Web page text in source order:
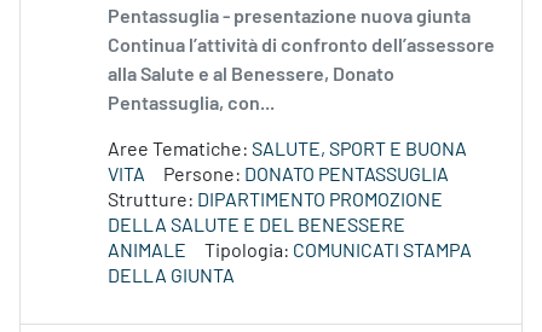
Pentassuglia - presentazione nuova giunta
Continua l’attività di confronto dell’assessore
alla Salute e al Benessere, Donato
Pentassuglia, con...
Aree Tematiche: SALUTE, SPORT E BUONA
VITA
Persone: DONATO PENTASSUGLIA
Strutture: DIPARTIMENTO PROMOZIONE
DELLA SALUTE E DEL BENESSERE
ANIMALE
Tipologia: COMUNICATI STAMPA
DELLA GIUNTA